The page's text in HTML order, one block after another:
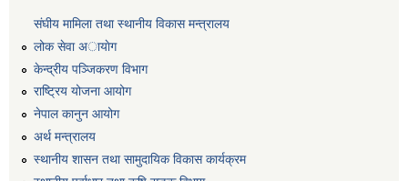
संघीय मामिला तथा स्थानीय विकास मन्त्रालय
लोक सेवा अायाेग
केन्द्रीय पञ्जिकरण विभाग
राष्ट्रिय योजना आयोग
नेपाल कानुन आयोग
अर्थ मन्त्रालय
स्थानीय शासन तथा सामुदायिक विकास कार्यक्रम